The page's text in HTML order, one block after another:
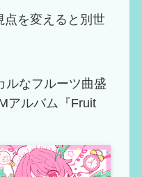
点を変えると別世
ルなフルーツ曲盛
アルバム『Fruit